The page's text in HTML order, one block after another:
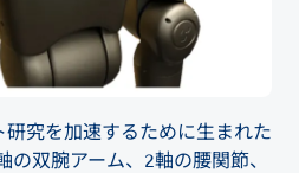
究を加速するために生まれた
の双腕アーム、2軸の腰関節、